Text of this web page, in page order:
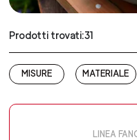
Prodotti trovati:31
MISURE MATERIALE
LINEA